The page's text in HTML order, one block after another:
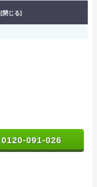
[閉じる]
0120-091-026